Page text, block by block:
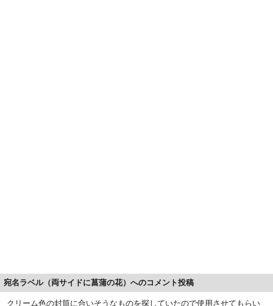
宛名ラベル（両サイドに菖蒲の花）へのコメント投稿
クリーム色の封筒に合いそうなものを探していたので使用させてもらい